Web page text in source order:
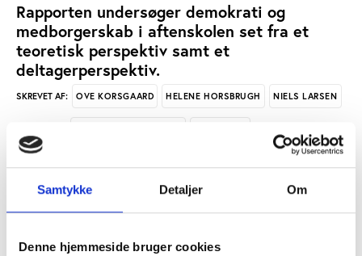
Samtykke Detaljer Om
Denne hjemmeside bruger cookies
Rapporten undersøger demokrati og
medborgerskab i aftenskolen set fra et
teoretisk perspektiv samt et
deltagerperspektiv.
SKREVET AF: OVE KORSGAARD HELENE HORSBRUGH NIELS LARSEN
ÅBN RAPPORT
UDGIVER: LOF
ANTAL SIDER: 43